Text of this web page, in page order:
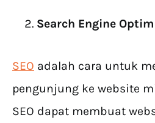
Search Engine
SEO adalah cara untuk
pengunjung ke website
SEO dapat membuat